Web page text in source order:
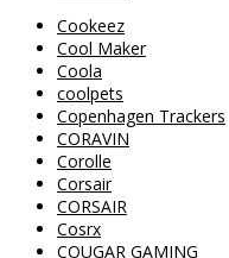
Cookeez
Cool Maker
Coola
coolpets
Copenhagen Trackers
CORAVIN
Corolle
Corsair
CORSAIR
Cosrx
COUGAR GAMING